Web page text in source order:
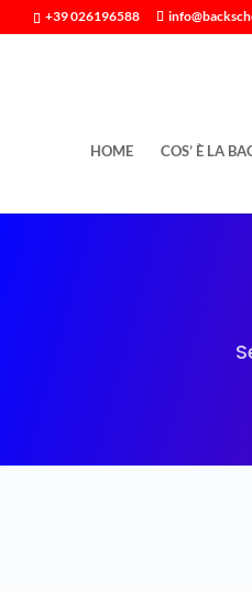
+39 026196588
HOME COS’ È LA